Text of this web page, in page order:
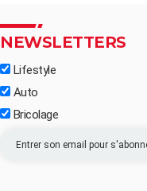
NEWSLETTERS
Lifestyle
Auto
Bricolage